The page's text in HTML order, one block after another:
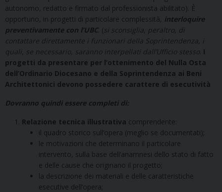
autonomo, redatto e firmato dal professionista abilitato). È
opportuno, in progetti di particolare complessità, interloquire
preventivamente con l’UBC. (si sconsiglia, peraltro, di
contattare direttamente i funzionari della Soprintendenza, i
quali, se necessario, saranno interpellati dall’Ufficio stesso I
progetti da presentare per l’ottenimento del Nulla Osta
dell’Ordinario Diocesano e della Soprintendenza ai Beni
Architettonici devono possedere carattere di esecutività
Dovranno quindi essere completi di:
Relazione tecnica illustrativa comprendente:
il quadro storico sull’opera (meglio se documentati);
le motivazioni che determinano il particolare
intervento, sulla base dell’anamnesi dello stato di fatto
e delle cause che originano il progetto;
la descrizione dei materiali e delle caratteristiche
esecutive dell’opera;